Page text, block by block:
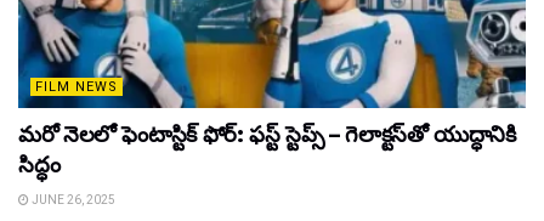
FILM NEWS
మరో నెలలో ఫెంటాస్టిక్ ఫోర్: ఫస్ట్ స్టెప్స్ – గెలాక్టస్‌తో యుద్ధానికి
సిద్ధం
JUNE 26, 2025